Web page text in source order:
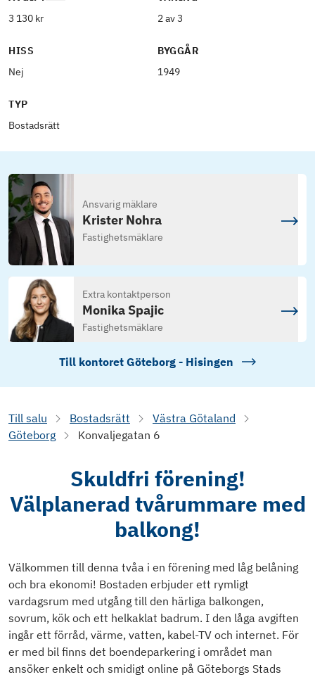
3 130 kr
2 av 3
HISS
Nej
BYGGÅR
1949
TYP
Bostadsrätt
Ansvarig mäklare
Krister Nohra
Fastighetsmäklare
Extra kontaktperson
Monika Spajic
Fastighetsmäklare
Till kontoret Göteborg - Hisingen
Till salu Bostadsrätt
Västra Götaland
Göteborg
Konvaljegatan 6
Skuldfri förening!
Välplanerad tvårummare med
balkong!
Välkommen till denna tvåa i en förening med låg belåning
och bra ekonomi! Bostaden erbjuder ett rymligt
vardagsrum med utgång till den härliga balkongen,
sovrum, kök och ett helkaklat badrum. I den låga avgiften
ingår ett förråd, värme, vatten, kabel-TV och internet. För
er med bil finns det boendeparkering i området man
ansöker enkelt och smidigt online på Göteborgs Stads